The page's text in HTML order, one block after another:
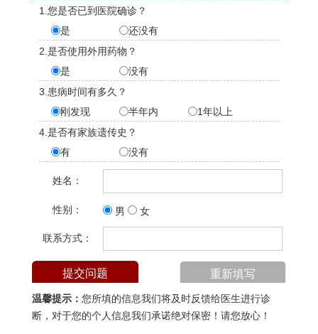
1.您是否已到医院确诊？
是
还没有
2.是否使用外用药物？
是
没有
3.患病时间有多久？
刚发现
半年内
1年以上
4.是否有家族遗传史？
有
没有
姓名：
性别： 男 女
联系方式：
温馨提示： 您所填的信息我们将及时反馈给医生进行诊
断，对于您的个人信息我们承诺绝对保密！请您放心！